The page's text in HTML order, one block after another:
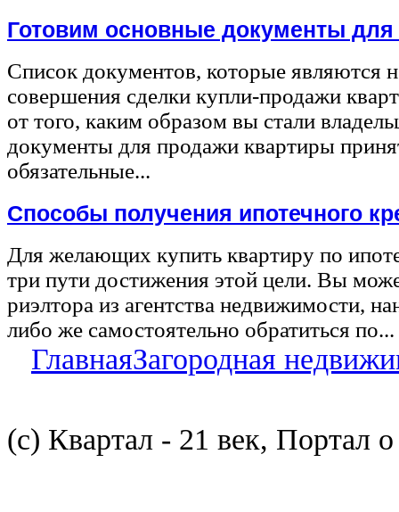
Готовим основные документы
Список документов, которые являются
совершения сделки купли-продажи
от того, каким образом вы стали
документы для продажи квартиры
обязательные...
Способы получения ипотечного
Для желающих купить квартиру по
три пути достижения этой цели. Вы
риэлтора из агентства недвижимости,
либо же самостоятельно обратиться по...
ГлавнаяЗагородная
(с) Квартал - 21 век, Портал